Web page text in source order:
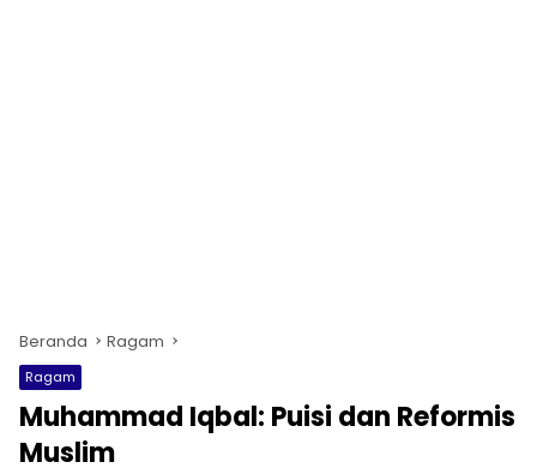
Beranda Ragam
Ragam
Muhammad Iqbal: Puisi dan Reformis
Muslim